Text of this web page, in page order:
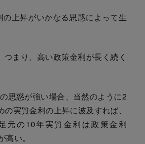
上昇がいかなる思惑によって生
まり、高い政策金利が長く続く
思惑が強い場合、当然のように2
実質金利の上昇に波及すれば、
元の10年実質金利は政策金利
い。